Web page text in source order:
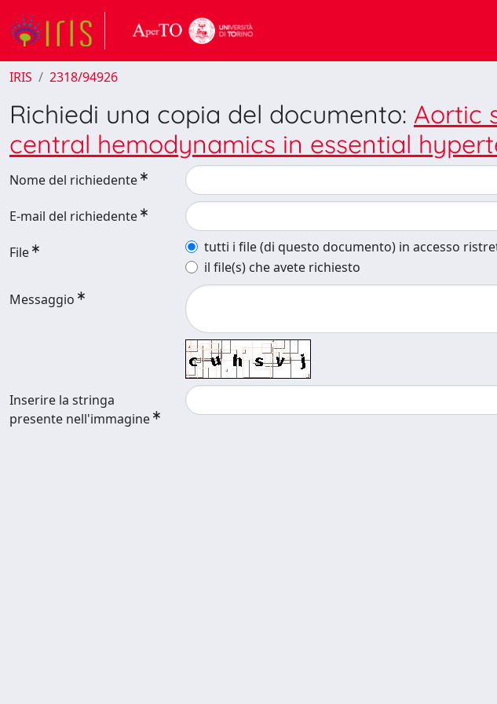
IRIS 2318/94926
Richiedi una copia del documento: Aortic
central hemodynamics in essential
Nome del richiedente
E-mail del richiedente
File
tutti i file (di questo documento) in accesso
il file(s) che avete richiesto
Messaggio
Inserire la stringa
presente nell'immagine